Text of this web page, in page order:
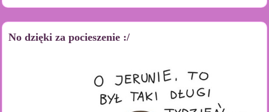
No dzięki za pocieszenie :/